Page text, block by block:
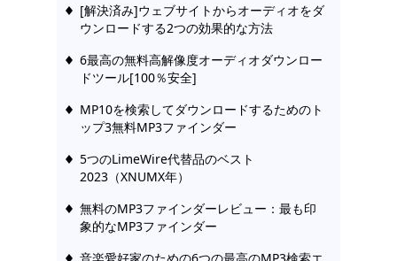
[解決済み]ウェブサイトからオーディオをダ
ウンロードする2つの効果的な方法
6最高の無料高解像度オーディオダウンロー
ドツール[100％安全]
MP10を検索してダウンロードするためのト
ップ3無料MP3ファインダー
5つのLimeWire代替品のベスト
2023（XNUMX年）
無料のMP3ファインダーレビュー：最も印
象的なMP3ファインダー